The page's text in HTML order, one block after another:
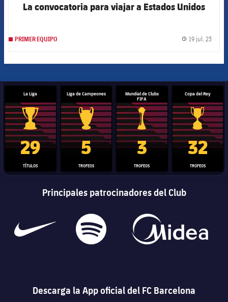
La convocatoria para viajar a Estados Unidos
PRIMER EQUIPO 19 jul. 23
La Liga
Trofeo de La Liga
29
TÍTULOS
Liga de Campeones
Trofeo de la Liga de Campeones
5
TROFEOS
Mundial de Clubs
FIFA
Trofeo del Mundial de
3
TROFEOS
Copa del Rey
Copa del
32
TROFEOS
Principales patrocinadores del Club
Descarga la App oficial del FC Barcelona